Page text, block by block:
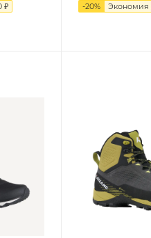
₽ -20% Экономия